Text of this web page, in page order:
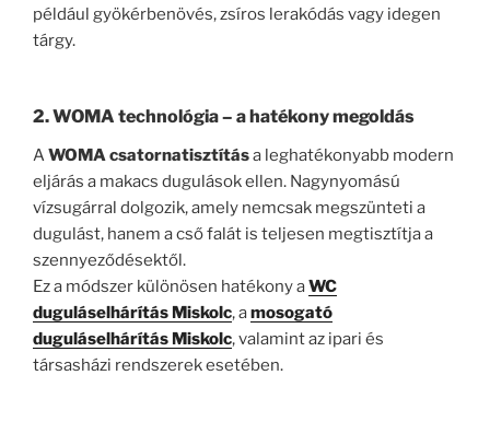
például gyökérbenövés, zsíros lerakódás vagy idegen
tárgy.
2. WOMA technológia – a hatékony megoldás
A WOMA csatornatisztítása leghatékonyabb modern
eljárás a makacs dugulások ellen. Nagynyomású
vízsugárral dolgozik, amely nemcsak megszünteti a
dugulást, hanem a cső falát is teljesen megtisztítja a
szennyeződésektől.
Ez a módszer különösen hatékony aWC
duguláselhárítás Miskolc, amosogató
duguláselhárítás Miskolc, valamint az ipari és
társasházi rendszerek esetében.